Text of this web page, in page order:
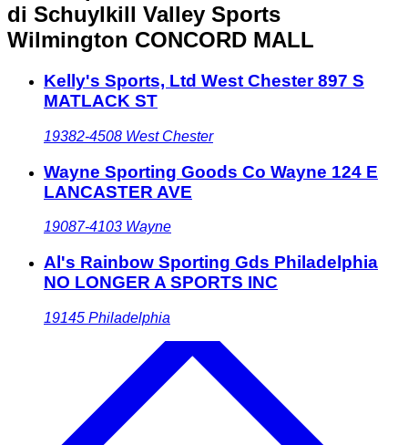
di Schuylkill Valley Sports
Wilmington CONCORD MALL
Kelly's Sports, Ltd West Chester 897 S
MATLACK ST
19382-4508 West Chester
Wayne Sporting Goods Co Wayne 124 E
LANCASTER AVE
19087-4103 Wayne
Al's Rainbow Sporting Gds Philadelphia
NO LONGER A SPORTS INC
19145 Philadelphia